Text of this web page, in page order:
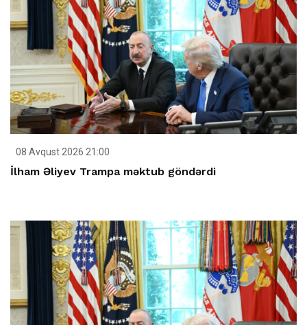
08 Avqust 2026 21:00
İlham Əliyev Trampa məktub göndərdi